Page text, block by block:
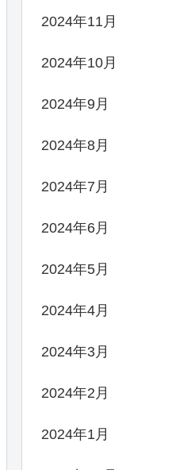
2024年11月
2024年10月
2024年9月
2024年8月
2024年7月
2024年6月
2024年5月
2024年4月
2024年3月
2024年2月
2024年1月